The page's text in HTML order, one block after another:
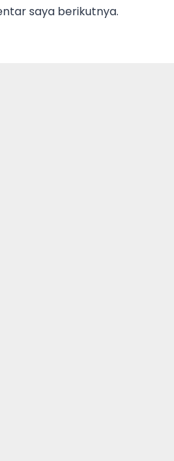
saya berikutnya.